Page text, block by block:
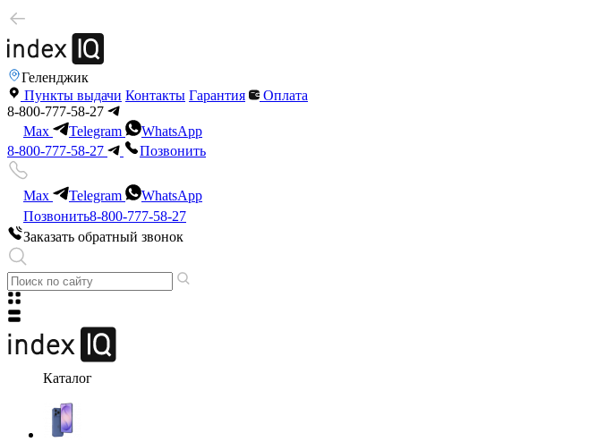
Геленджик
Пункты выдачи Контакты Гарантия
Оплата
8-800-777-58-27
Max
Telegram
WhatsApp
8-800-777-58-27
Позвонить
Max Telegram
WhatsApp
Позвонить8-800-777-58-27
Заказать обратный звонок
Каталог